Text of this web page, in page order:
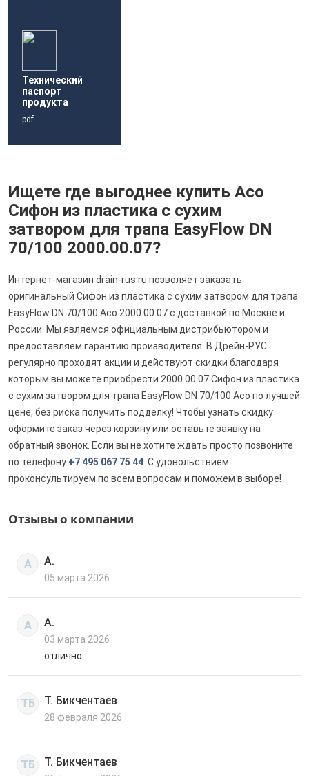
Технический
паспорт
продукта
pdf
Ищете где выгоднее купить Aco
Сифон из пластика с сухим
затвором для трапа EasyFlow DN
70/100 2000.00.07?
Интернет-магазин drain-rus.ru позволяет заказать
оригинальный Сифон из пластика с сухим затвором для трапа
EasyFlow DN 70/100 Aco 2000.00.07 с доставкой по Москве и
России. Мы являемся официальным дистрибьютором и
предоставляем гарантию производителя. В Дрейн-РУС
регулярно проходят акции и действуют скидки благодаря
которым вы можете приобрести 2000.00.07 Сифон из пластика
с сухим затвором для трапа EasyFlow DN 70/100 Aco по лучшей
цене, без риска получить подделку! Чтобы узнать скидку
оформите заказ через корзину или оставьте заявку на
обратный звонок. Если вы не хотите ждать просто позвоните
по телефону +7 495 067 75 44 . С удовольствием
проконсультируем по всем вопросам и поможем в выборе!
Отзывы о компании
А А.
05 марта 2026
А А.
03 марта 2026
отлично
ТБ Т. Бикчентаев
28 февраля 2026
ТБ Т. Бикчентаев